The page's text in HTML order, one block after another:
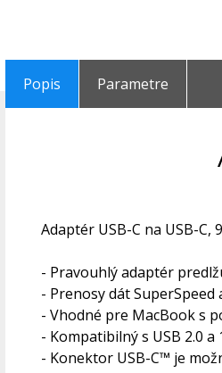
Popis Parametre
Adaptér USB-C na USB-C,
- Pravouhlý adaptér
- Prenosy dát SuperSpeed
- Vhodné pre MacBook s
- Kompatibilný s USB 2.0 a
- Konektor USB-C™ je